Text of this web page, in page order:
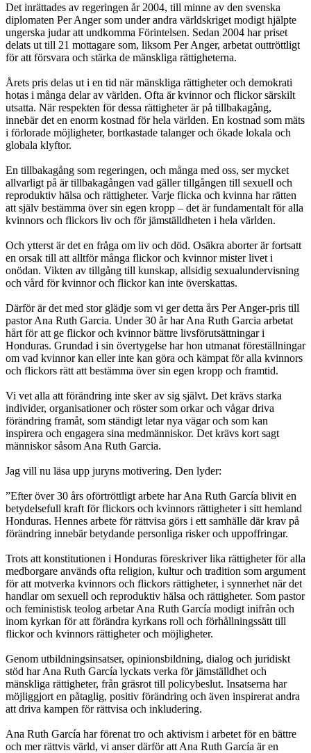
Det inrättades av regeringen år 2004, till minne av den svenska
diplomaten Per Anger som under andra världskriget modigt hjälpte
ungerska judar att undkomma Förintelsen. Sedan 2004 har priset
delats ut till 21 mottagare som, liksom Per Anger, arbetat outtröttligt
för att försvara och stärka de mänskliga rättigheterna.
Årets pris delas ut i en tid när mänskliga rättigheter och demokrati
hotas i många delar av världen. Ofta är kvinnor och flickor särskilt
utsatta. När respekten för dessa rättigheter är på tillbakagång,
innebär det en enorm kostnad för hela världen. En kostnad som mäts
i förlorade möjligheter, bortkastade talanger och ökade lokala och
globala klyftor.
En tillbakagång som regeringen, och många med oss, ser mycket
allvarligt på är tillbakagången vad gäller tillgången till sexuell och
reproduktiv hälsa och rättigheter. Varje flicka och kvinna har rätten
att själv bestämma över sin egen kropp – det är fundamentalt för alla
kvinnors och flickors liv och för jämställdheten i hela världen.
Och ytterst är det en fråga om liv och död. Osäkra aborter är fortsatt
en orsak till att alltför många flickor och kvinnor mister livet i
onödan. Vikten av tillgång till kunskap, allsidig sexualundervisning
och vård för kvinnor och flickor kan inte överskattas.
Därför är det med stor glädje som vi ger detta års Per Anger-pris till
pastor Ana Ruth Garcia. Under 30 år har Ana Ruth Garcia arbetat
hårt för att ge flickor och kvinnor bättre livsförutsättningar i
Honduras. Grundad i sin övertygelse har hon utmanat föreställningar
om vad kvinnor kan eller inte kan göra och kämpat för alla kvinnors
och flickors rätt att bestämma över sin egen kropp och framtid.
Vi vet alla att förändring inte sker av sig självt. Det krävs starka
individer, organisationer och röster som orkar och vågar driva
förändring framåt, som ständigt letar nya vägar och som kan
inspirera och engagera sina medmänniskor. Det krävs kort sagt
människor såsom Ana Ruth Garcia.
Jag vill nu läsa upp juryns motivering. Den lyder:
”Efter över 30 års oförtröttligt arbete har Ana Ruth García blivit en
betydelsefull kraft för flickors och kvinnors rättigheter i sitt hemland
Honduras. Hennes arbete för rättvisa görs i ett samhälle där krav på
förändring innebär betydande personliga risker och uppoffringar.
Trots att konstitutionen i Honduras föreskriver lika rättigheter för alla
medborgare används ofta religion, kultur och tradition som argument
för att motverka kvinnors och flickors rättigheter, i synnerhet när det
handlar om sexuell och reproduktiv hälsa och rättigheter. Som pastor
och feministisk teolog arbetar Ana Ruth García modigt inifrån och
inom kyrkan för att förändra kyrkans roll och förhållningssätt till
flickor och kvinnors rättigheter och möjligheter.
Genom utbildningsinsatser, opinionsbildning, dialog och juridiskt
stöd har Ana Ruth García lyckats verka för jämställdhet och
mänskliga rättigheter, från gräsrot till policybeslut. Insatserna har
möjliggjort en påtaglig, positiv förändring och även inspirerat andra
att driva kampen för rättvisa och inkludering.
Ana Ruth García har förenat tro och aktivism i arbetet för en bättre
och mer rättvis värld, vi anser därför att Ana Ruth García är en